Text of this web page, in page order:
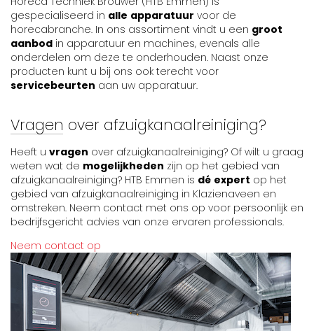
gespecialiseerd in alle apparatuur voor de
horecabranche. In ons assortiment vindt u een groot
aanbod in apparatuur en machines, evenals alle
onderdelen om deze te onderhouden. Naast onze
producten kunt u bij ons ook terecht voor
servicebeurten aan uw apparatuur.
Vragen over afzuigkanaalreiniging?
Heeft u vragen over afzuigkanaalreiniging? Of wilt u graag
weten wat de mogelijkheden zijn op het gebied van
afzuigkanaalreiniging? HTB Emmen is dé expert op het
gebied van afzuigkanaalreiniging in Klazienaveen en
omstreken. Neem contact met ons op voor persoonlijk en
bedrijfsgericht advies van onze ervaren professionals.
Neem contact op